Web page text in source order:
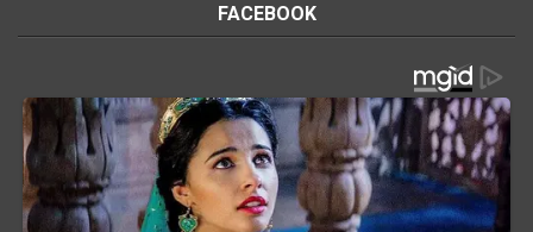
FACEBOOK